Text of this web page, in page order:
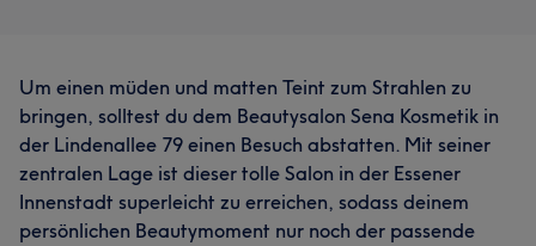
Um einen müden und matten Teint zum Strahlen zu
bringen, solltest du dem Beautysalon Sena Kosmetik in
der Lindenallee 79 einen Besuch abstatten. Mit seiner
zentralen Lage ist dieser tolle Salon in der Essener
Innenstadt superleicht zu erreichen, sodass deinem
persönlichen Beautymoment nur noch der passende